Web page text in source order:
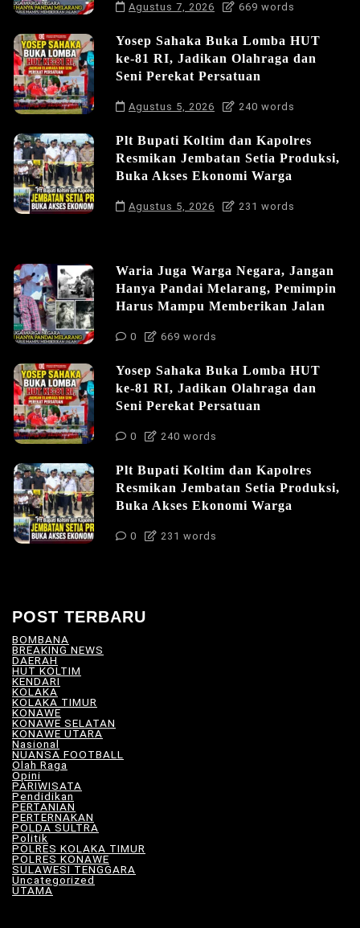
Agustus 7, 2026 669 words
Yosep Sahaka Buka Lomba HUT
ke-81 RI, Jadikan Olahraga dan
Seni Perekat Persatuan
Agustus 5, 2026 240 words
Plt Bupati Koltim dan Kapolres
Resmikan Jembatan Setia Produksi,
Buka Akses Ekonomi Warga
Agustus 5, 2026 231 words
Waria Juga Warga Negara, Jangan
Hanya Pandai Melarang, Pemimpin
Harus Mampu Memberikan Jalan
0 669 words
Yosep Sahaka Buka Lomba HUT
ke-81 RI, Jadikan Olahraga dan
Seni Perekat Persatuan
0 240 words
Plt Bupati Koltim dan Kapolres
Resmikan Jembatan Setia Produksi,
Buka Akses Ekonomi Warga
0 231 words
POST TERBARU
BOMBANA
BREAKING NEWS
DAERAH
HUT KOLTIM
KENDARI
KOLAKA
KOLAKA TIMUR
KONAWE
KONAWE SELATAN
KONAWE UTARA
Nasional
NUANSA FOOTBALL
Olah Raga
Opini (6)
PARIWISATA
Pendidikan
PERTANIAN
PERTERNAKAN
POLDA SULTRA
Politik
POLRES KOLAKA TIMUR
POLRES KONAWE
SULAWESI TENGGARA
Uncategorized
UTAMA(182)